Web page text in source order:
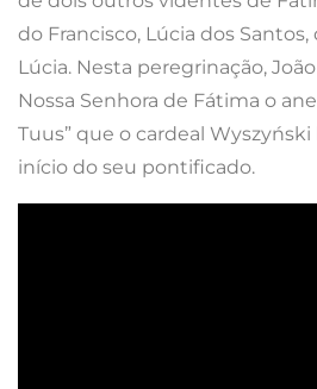
do Francisco, Lúcia dos
Lúcia. Nesta peregrinação,
Nossa Senhora de Fátima o
Tuus” que o cardeal
início do seu pontificado.